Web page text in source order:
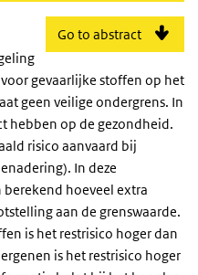
Go to abstract
gevaarlijke stoffen op het
geen veilige ondergrens. In
hebben op de gezondheid.
risico aanvaard bij
In deze
hoeveel extra
aan de grenswaarde.
is het restrisico hoger dan
is het restrisico hoger